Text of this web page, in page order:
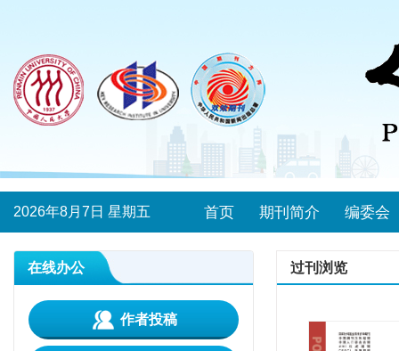
2026年8月7日 星期五 首页 期刊简介 编委会
在线办公
作者投稿
过刊浏览